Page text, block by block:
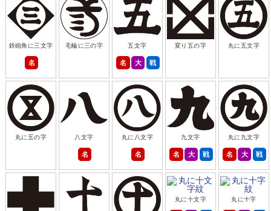
鉄砲角に三文字
名
毛輪に三の字 五文字
名 大 戦
変り五の字 丸に五文字
丸に五の字 八文字
名
丸に八文字
名
九文字
名 大 戦
丸に九文字
名 大 戦
丸に十文字 丸に十字